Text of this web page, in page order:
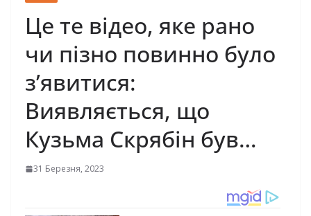
Це те відео, яке рано
чи пізно повинно було
з’явитися:
Виявляється, що
Кузьма Скрябін був…
31 Березня, 2023